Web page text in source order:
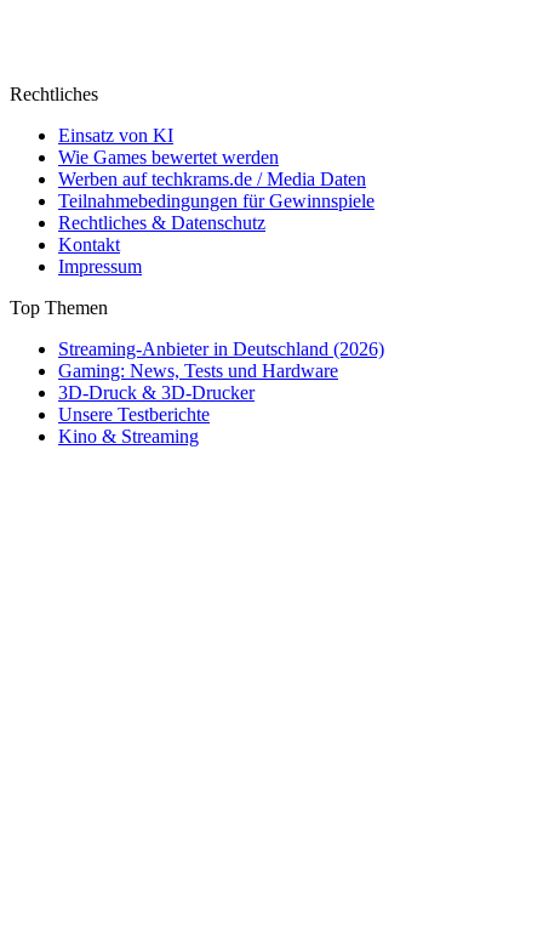
Rechtliches
Einsatz von KI
Wie Games bewertet werden
Werben auf techkrams.de / Media Daten
Teilnahmebedingungen für Gewinnspiele
Rechtliches & Datenschutz
Kontakt
Impressum
Top Themen
Streaming-Anbieter in Deutschland (2026)
Gaming: News, Tests und Hardware
3D-Druck & 3D-Drucker
Unsere Testberichte
Kino & Streaming